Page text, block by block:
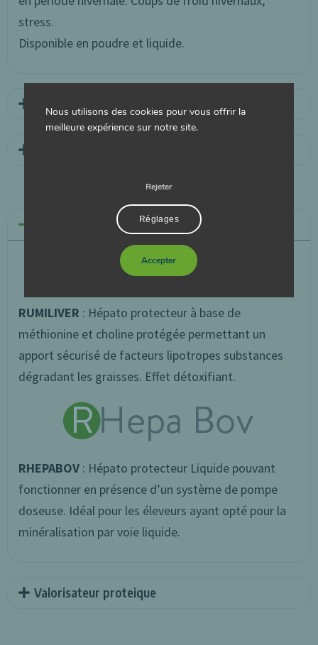
stress.
Disponible en poudre et liquide.
Hepatoprotecteur
RUMILIVER : Hépato protecteur à base de
méthionine et choline protégée permettant un
apport sécurisé de facteurs lipotropes substances
dégradant les graisses. Effet détoxifiant.
RHEPABOV : Hépato protecteur Liquide pouvant
fonctionner en présence d’un système de pompe
doseuse. Idéal pour les éleveurs ayant opté pour la
minéralisation par voie liquide.
Valorisateur proteique
Nous utilisons des cookies pour vous offrir la
meilleure expérience sur notre site.
Accepter
Rejeter
Réglages